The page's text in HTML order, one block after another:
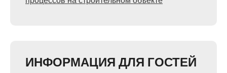
ИНФОРМАЦИЯ ДЛЯ ГОСТЕЙ